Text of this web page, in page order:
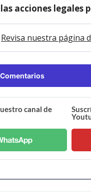
acciones legales
Revisa nuestra página
canal de